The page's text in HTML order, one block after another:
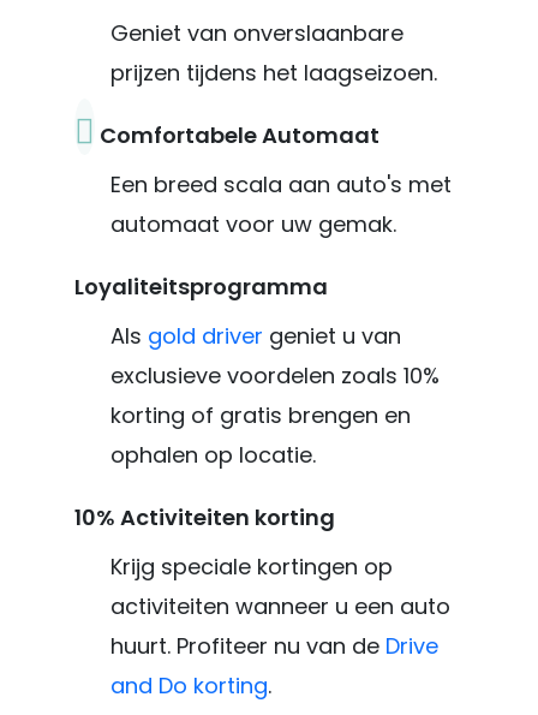
Geniet van onverslaanbare
prijzen tijdens het laagseizoen.
Comfortabele Automaat
Een breed scala aan auto's met
automaat voor uw gemak.
Loyaliteitsprogramma
Als gold driver geniet u van
exclusieve voordelen zoals 10%
korting of gratis brengen en
ophalen op locatie.
10% Activiteiten korting
Krijg speciale kortingen op
activiteiten wanneer u een auto
huurt. Profiteer nu van de Drive
and Do korting.